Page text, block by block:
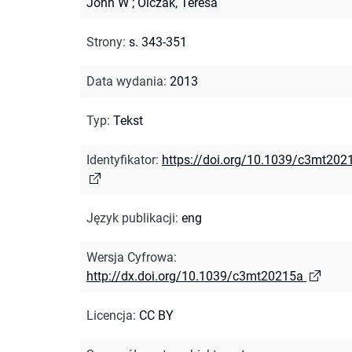
Strony: s. 343-351
Data wydania: 2013
Typ: Tekst
Identyfikator: https://doi.org/10.1039/
Język publikacji: eng
Wersja Cyfrowa:
http://dx.doi.org/10.1039/c3mt20215a
Licencja: CC BY